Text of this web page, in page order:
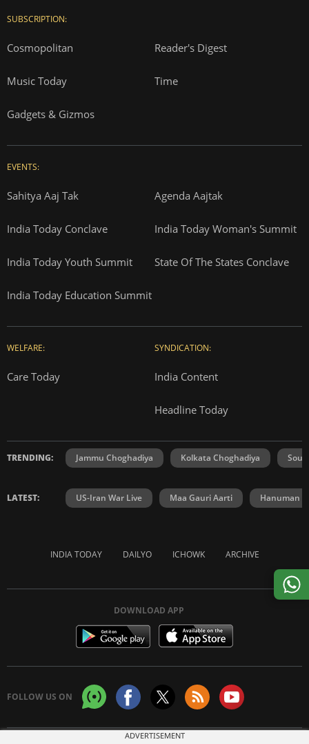
SUBSCRIPTION:
Cosmopolitan Reader's Digest
Music Today Time
Gadgets & Gizmos
EVENTS:
Sahitya Aaj Tak Agenda Aajtak
India Today Conclave India Today Woman's Summit
India Today Youth Summit State Of The States Conclave
India Today Education Summit
WELFARE:
Care Today
SYNDICATION:
India Content
Headline Today
TRENDING: Jammu Choghadiya Kolkata Choghadiya
LATEST: US-Iran War Live Maa Gauri Aarti Hanuman
INDIA TODAY DAILYO ICHOWK ARCHIVE
DOWNLOAD APP
FOLLOW US ON
ADVERTISEMENT